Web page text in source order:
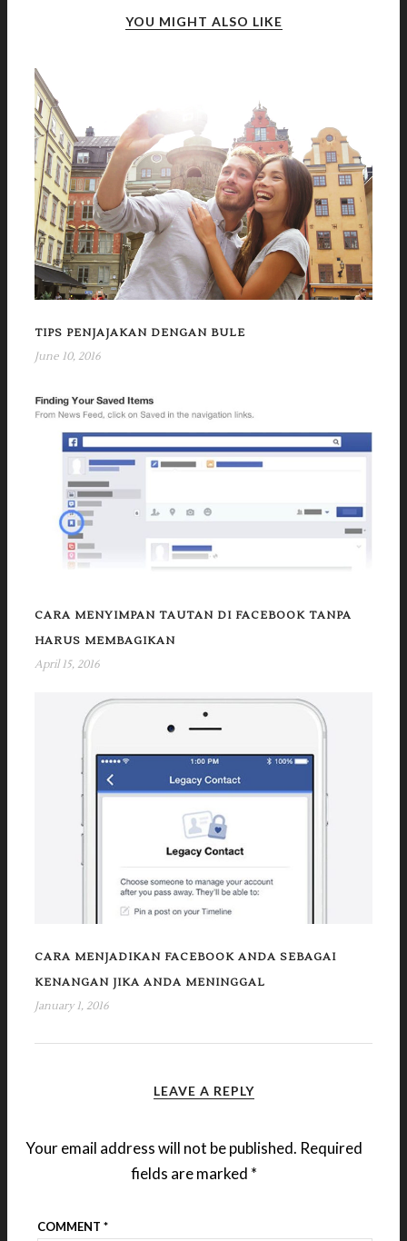
YOU MIGHT ALSO LIKE
TIPS PENJAJAKAN DENGAN BULE
June 10, 2016
CARA MENYIMPAN TAUTAN DI FACEBOOK TANPA
HARUS MEMBAGIKAN
April 15, 2016
CARA MENJADIKAN FACEBOOK ANDA SEBAGAI
KENANGAN JIKA ANDA MENINGGAL
January 1, 2016
LEAVE A REPLY
Your email address will not be published. Required
fields are marked *
COMMENT *